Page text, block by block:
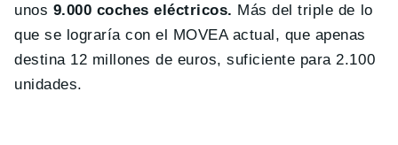
unos 9.000 coches eléctricos. Más del triple de lo
que se lograría con el MOVEA actual, que apenas
destina 12 millones de euros, suficiente para 2.100
unidades.